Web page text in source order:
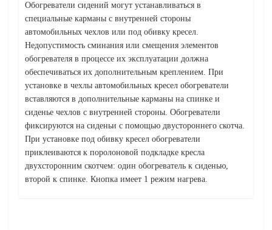
Обогреватели сидений могут устанавливаться в
специальные карманы с внутренней стороны
автомобильных чехлов или под обивку кресел.
Недопустимость сминания или смещения элементов
обогревателя в процессе их эксплуатации должна
обеспечиваться их дополнительным креплением. При
установке в чехлы автомобильных кресел обогреватели
вставляются в дополнительные карманы на спинке и
сиденье чехлов с внутренней стороны. Обогреватели
фиксируются на сиденьи с помощью двустороннего скотча.
При установке под обивку кресел обогреватели
приклеиваются к поролоновой подкладке кресла
двухсторонним скотчем: один обогреватель к сиденью,
второй к спинке. Кнопка имеет 1 режим нагрева.